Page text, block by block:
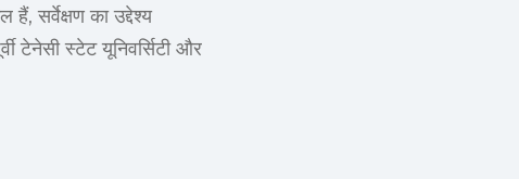
सर्वेक्षण का उद्देश्य
टेनेसी स्टेट यूनिवर्सिटी और